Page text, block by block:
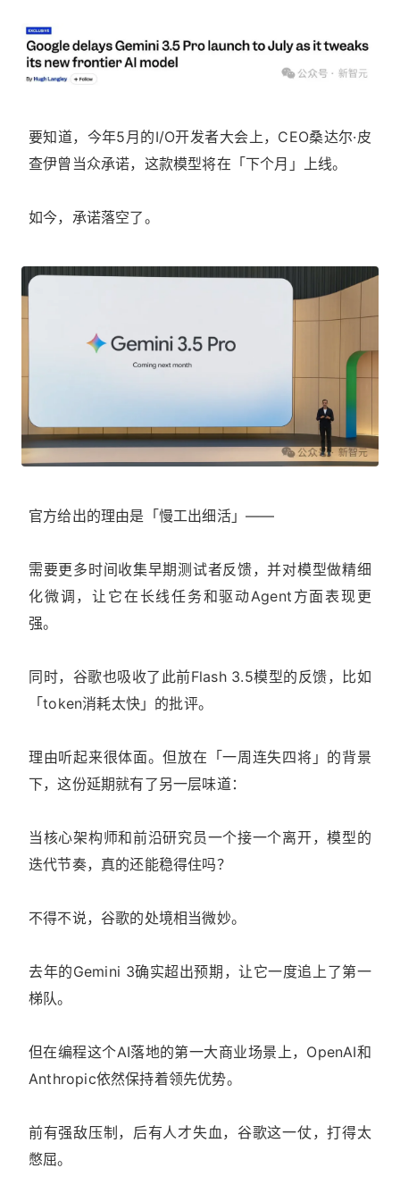
要知道，今年5月的I/O开发者大会上，CEO桑达尔·皮
查伊曾当众承诺，这款模型将在「下个月」上线。
如今，承诺落空了。
官方给出的理由是「慢工出细活」——
需要更多时间收集早期测试者反馈，并对模型做精细
化微调，让它在长线任务和驱动Agent方面表现更
强。
同时，谷歌也吸收了此前Flash 3.5模型的反馈，比如
「token消耗太快」的批评。
理由听起来很体面。但放在「一周连失四将」的背景
下，这份延期就有了另一层味道：
当核心架构师和前沿研究员一个接一个离开，模型的
迭代节奏，真的还能稳得住吗？
不得不说，谷歌的处境相当微妙。
去年的Gemini 3确实超出预期，让它一度追上了第一
梯队。
但在编程这个AI落地的第一大商业场景上，OpenAI和
Anthropic依然保持着领先优势。
前有强敌压制，后有人才失血，谷歌这一仗，打得太
憋屈。